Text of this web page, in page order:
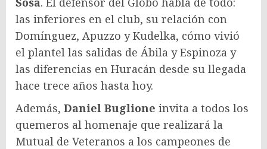
las inferiores en el club, su relación con
Domínguez, Apuzzo y Kudelka, cómo vivió
el plantel las salidas de Ábila y Espinoza y
las diferencias en Huracán desde su llegada
hace trece años hasta hoy.
Además, Daniel Buglione invita a todos los
quemeros al homenaje que realizará la
Mutual de Veteranos a los campeones de